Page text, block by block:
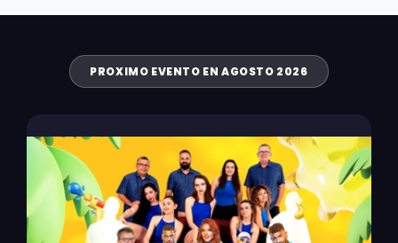
PROXIMO EVENTO EN AGOSTO 2026